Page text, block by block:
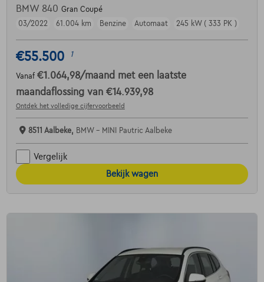
BMW 840 Gran Coupé
03/2022
61.004 km Benzine Automaat 245 kW ( 333 PK )
€55.500 1
Vanaf €1.064,98/maand met een laatste
maandaflossing van €14.939,98
Ontdek het volledige cijfervoorbeeld
8511 Aalbeke, BMW - MINI Pautric Aalbeke
Vergelijk
Bekijk wagen